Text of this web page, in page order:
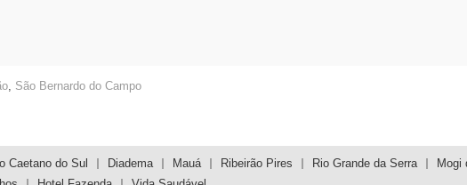
, São Bernardo do Campo
Caetano do Sul Diadema Mauá Ribeirão Pires Rio Grande da Serra
Mogi